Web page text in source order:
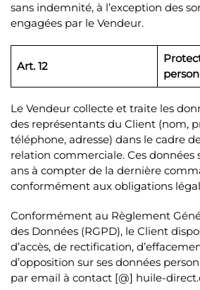
sans indemnité, à l’exception des
engagées par le Vendeur.
Art. 12
Le Vendeur collecte et traite les
des représentants du Client (nom,
téléphone, adresse) dans le cadre
relation commerciale. Ces données
ans à compter de la dernière
conformément aux obligations
Conformément au Règlement
des Données (RGPD), le Client
d’accès, de rectification,
d’opposition sur ses données
par email à contact [@] huile-